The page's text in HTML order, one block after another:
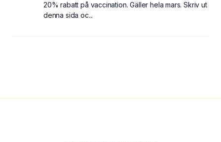
20% rabatt på vaccination. Gäller hela mars. Skriv ut
denna sida oc...